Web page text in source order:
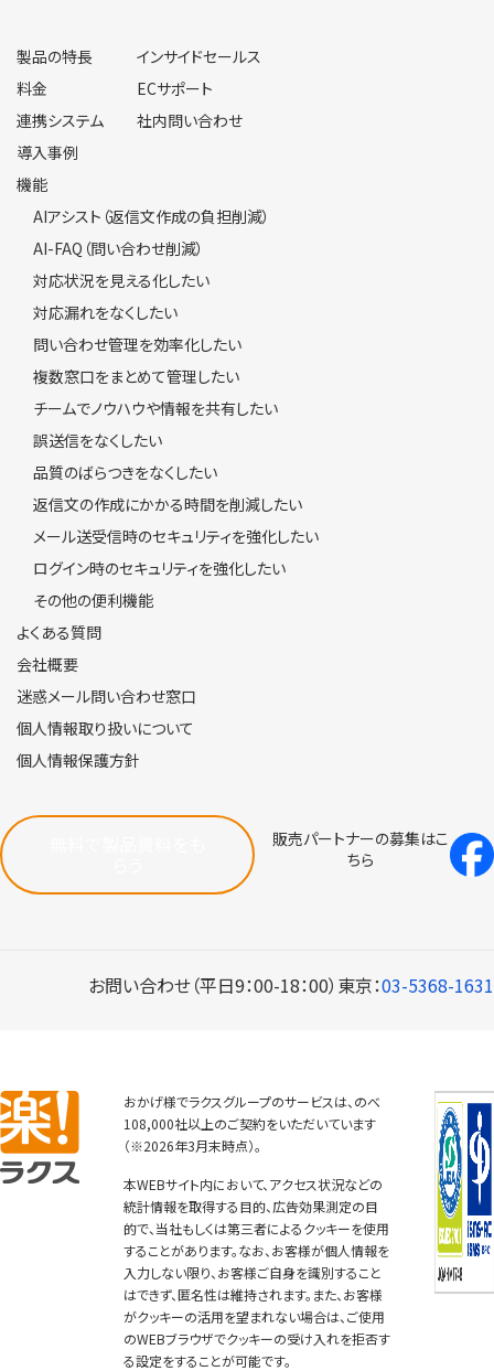
製品の特長
料金
連携システム
導入事例
インサイドセールス
ECサポート
社内問い合わせ
機能
AIアシスト（返信文作成の負担削減）
AI-FAQ（問い合わせ削減）
対応状況を見える化したい
対応漏れをなくしたい
問い合わせ管理を効率化したい
複数窓口をまとめて管理したい
チームでノウハウや情報を共有したい
誤送信をなくしたい
品質のばらつきをなくしたい
返信文の作成にかかる時間を削減したい
メール送受信時のセキュリティを強化したい
ログイン時のセキュリティを強化したい
その他の便利機能
よくある質問
会社概要
迷惑メール問い合わせ窓口
個人情報取り扱いについて
個人情報保護方針
販売パートナーの募集はこ
ちら
お問い合わせ（平日9：00-18：00） 東京：03-5368-1631
おかげ様でラクスグループのサービスは、のべ
108,000社以上のご契約をいただいています
（※2026年3月末時点）。
本WEBサイト内において、アクセス状況などの
統計情報を取得する目的、広告効果測定の目
的で、当社もしくは第三者によるクッキーを使用
することがあります。なお、お客様が個人情報を
入力しない限り、お客様ご自身を識別すること
はできず、匿名性は維持されます。また、お客様
がクッキーの活用を望まれない場合は、ご使用
のWEBブラウザでクッキーの受け入れを拒否す
る設定をすることが可能です。